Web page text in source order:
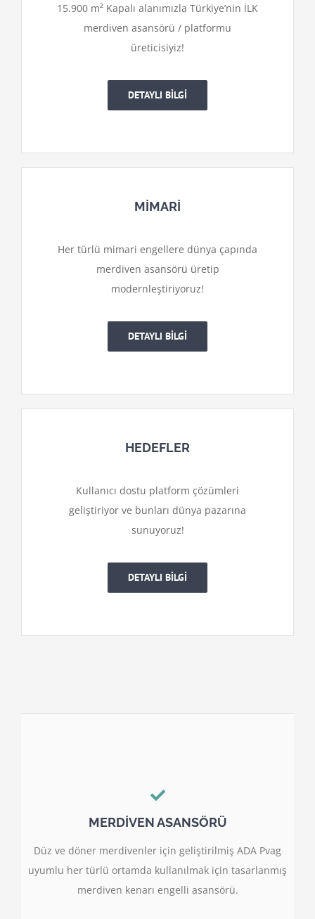
15.900 m² Kapalı alanımızla Türkiye’nin İLK
merdiven asansörü / platformu
üreticisiyiz!
DETAYLI BİLGİ
MİMARİ
Her türlü mimari engellere dünya çapında
merdiven asansörü üretip
modernleştiriyoruz!
DETAYLI BİLGİ
HEDEFLER
Kullanıcı dostu platform çözümleri
geliştiriyor ve bunları dünya pazarına
sunuyoruz!
DETAYLI BİLGİ
MERDİVEN ASANSÖRÜ
Düz ve döner merdivenler için geliştirilmiş ADA Pvag
uyumlu her türlü ortamda kullanılmak için tasarlanmış
merdiven kenarı engelli asansörü.